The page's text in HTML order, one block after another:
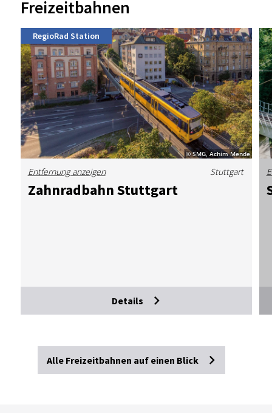
Freizeitbahnen
© SMG, Achim Mende
RegioRad Station
Entfernung anzeigen Stuttgart
Zahn­rad­bahn Stutt­gart
Details
Alle Freizeitbahnen auf einen Blick